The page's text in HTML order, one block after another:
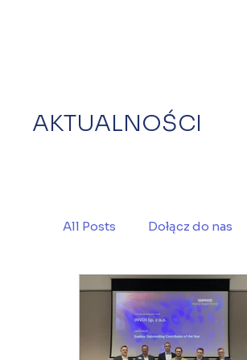
AKTUALNOŚCI
All Posts Dołącz do nas